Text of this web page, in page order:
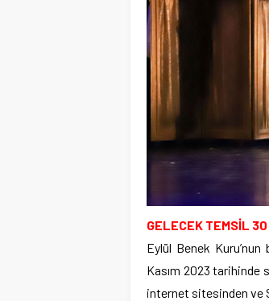
GELECEK TEMSİL 30
Eylül Benek
Kasım 2023 tarihinde
internet sitesinden ve